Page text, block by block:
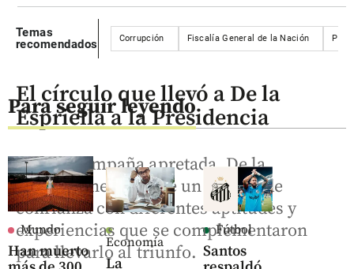
Temas
recomendados
Corrupción Fiscalía General de la Nación
Para seguir leyendo
Mundo
Han muerto
Economía
La
Fútbol
Santos
El círculo que llevó a De la
Espriella a la Presidencia
En una campaña apretada, De la
Espriella necesitó de un círculo de
confianza con diferentes aptitudes y
experiencias que se complementaron
para llevarlo al triunfo.